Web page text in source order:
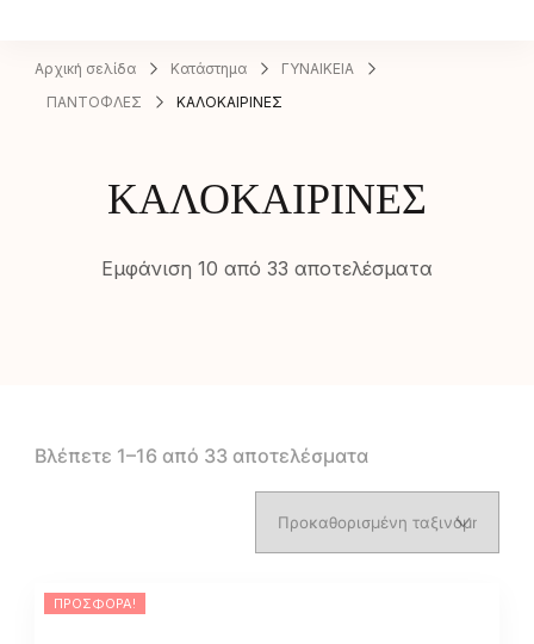
Αρχική σελίδα Κατάστημα
ΓΥΝΑΙΚΕΙΑ
ΠΑΝΤΟΦΛΕΣ
ΚΑΛΟΚΑΙΡΙΝΕΣ
ΚΑΛΟΚΑΙΡΙΝΕΣ
Εμφάνιση 10 από 33 αποτελέσματα
Βλέπετε 1–16 από 33 αποτελέσματα
ΠΡΟΣΦΟΡΆ!